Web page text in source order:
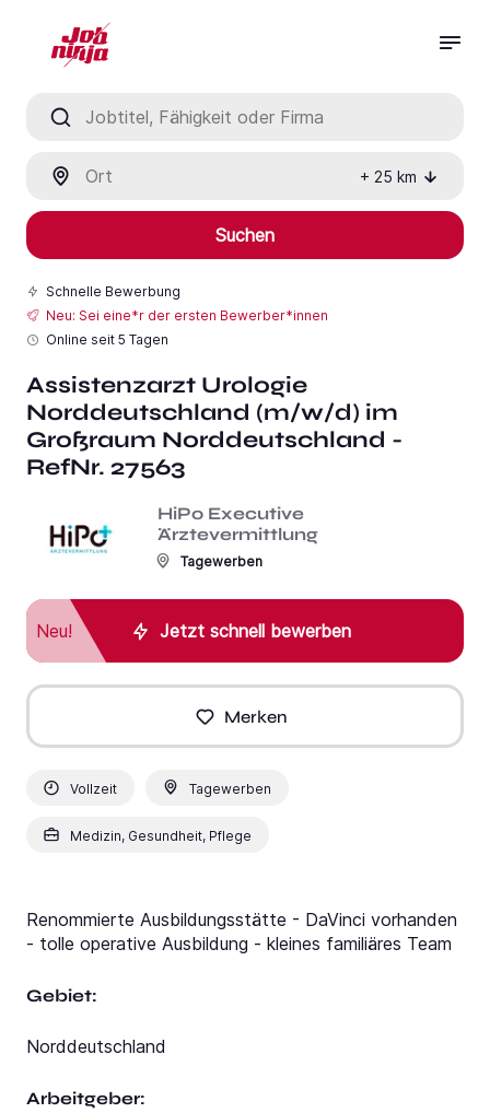
+ 25 km
Suchen
Schnelle Bewerbung
Neu: Sei eine*r der ersten Bewerber*innen
Online seit 5 Tagen
Assistenzarzt Urologie
Norddeutschland (m/w/d) im
Großraum Norddeutschland -
RefNr. 27563
HiPo Executive
Ärztevermittlung
Tagewerben
Jetzt schnell bewerben
Neu!
Merken
Vollzeit Tagewerben
Medizin, Gesundheit, Pflege
Renommierte Ausbildungsstätte - DaVinci vorhanden
- tolle operative Ausbildung - kleines familiäres Team
Gebiet:
Norddeutschland
Arbeitgeber: